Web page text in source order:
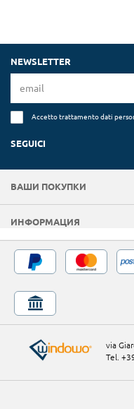
NEWSLETTER
Accetto trattamento dati
SEGUICI
ВАШИ ПОКУПКИ
ИНФОРМАЦИЯ
via
Tel.